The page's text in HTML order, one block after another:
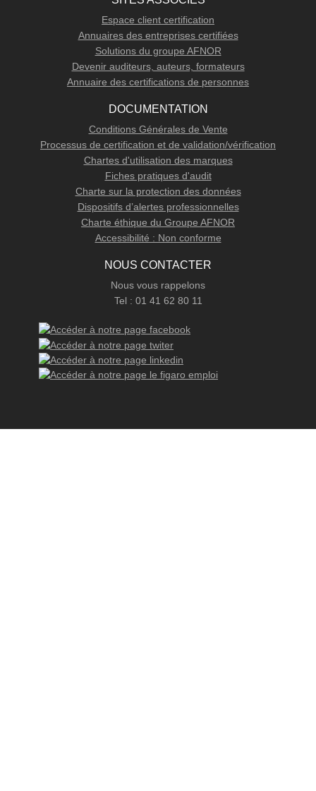
Espace client certification
Annuaires des entreprises certifiées
Solutions du groupe AFNOR
Devenir auditeurs, auteurs, formateurs
Annuaire des certifications de personnes
DOCUMENTATION
Conditions Générales de Vente
Processus de certification et de validation/vérification
Chartes d'utilisation des marques
Fiches pratiques d'audit
Charte sur la protection des données
Dispositifs d’alertes professionnelles
Charte éthique du Groupe AFNOR
Accessibilité : Non conforme
NOUS CONTACTER
Nous vous rappelons
Tel : 01 41 62 80 11